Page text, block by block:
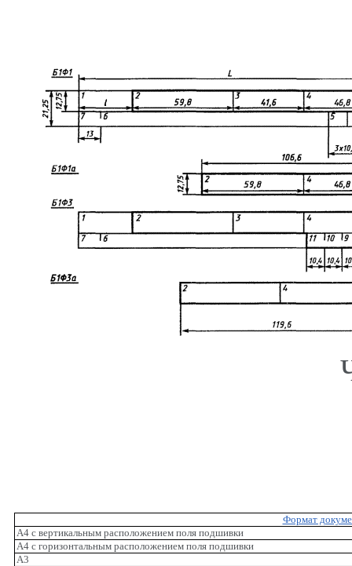
Формат
А4 с вертикальным расположением поля подшивки
А4 с горизонтальным расположением поля подшивки
A3